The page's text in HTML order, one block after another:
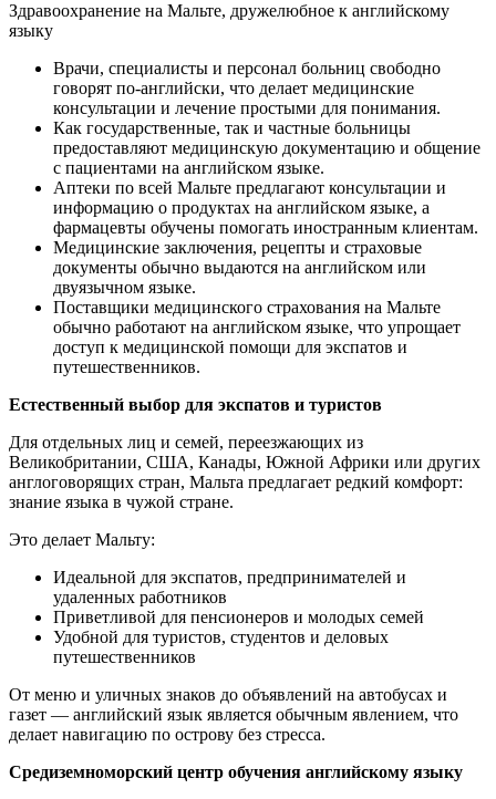
Здравоохранение на Мальте, дружелюбное к английскому
языку
Врачи, специалисты и персонал больниц свободно
говорят по-английски, что делает медицинские
консультации и лечение простыми для понимания.
Как государственные, так и частные больницы
предоставляют медицинскую документацию и общение
с пациентами на английском языке.
Аптеки по всей Мальте предлагают консультации и
информацию о продуктах на английском языке, а
фармацевты обучены помогать иностранным клиентам.
Медицинские заключения, рецепты и страховые
документы обычно выдаются на английском или
двуязычном языке.
Поставщики медицинского страхования на Мальте
обычно работают на английском языке, что упрощает
доступ к медицинской помощи для экспатов и
путешественников.
Естественный выбор для экспатов и туристов
Для отдельных лиц и семей, переезжающих из
Великобритании, США, Канады, Южной Африки или других
англоговорящих стран, Мальта предлагает редкий комфорт:
знание языка в чужой стране.
Это делает Мальту:
Идеальной для экспатов, предпринимателей и
удаленных работников
Приветливой для пенсионеров и молодых семей
Удобной для туристов, студентов и деловых
путешественников
От меню и уличных знаков до объявлений на автобусах и
газет — английский язык является обычным явлением, что
делает навигацию по острову без стресса.
Средиземноморский центр обучения английскому языку